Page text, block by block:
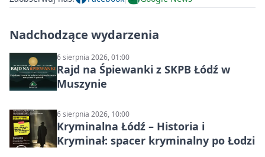
Nadchodzące wydarzenia
6 sierpnia 2026, 01:00
Rajd na Śpiewanki z SKPB Łódź w
Muszynie
6 sierpnia 2026, 10:00
Kryminalna Łódź – Historia i
Kryminał: spacer kryminalny po Łodzi